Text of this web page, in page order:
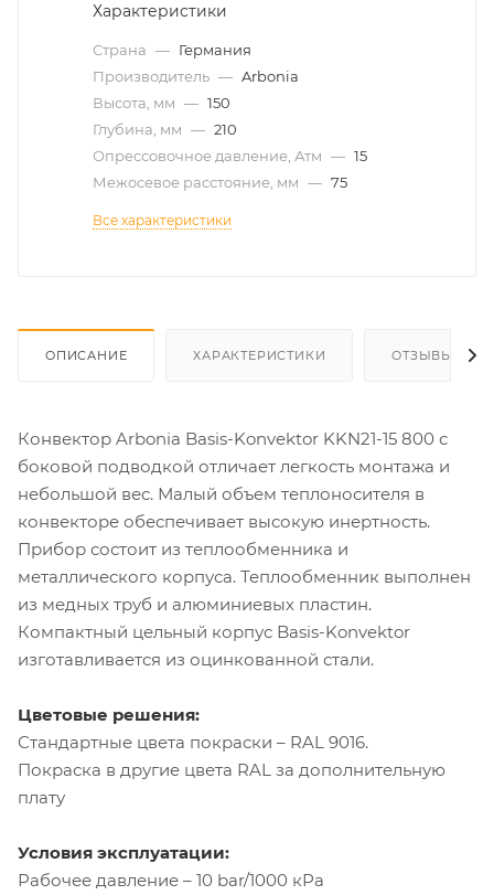
Характеристики
Страна — Германия
Производитель — Arbonia
Высота, мм — 150
Глубина, мм — 210
Опрессовочное давление, Атм — 15
Межосевое расстояние, мм — 75
Все характеристики
ОПИСАНИЕ ХАРАКТЕРИСТИКИ ОТЗЫВЫ
Конвектор Arbonia Basis-Konvektor KKN21-15 800 с
боковой подводкой отличает легкость монтажа и
небольшой вес. Малый объем теплоносителя в
конвекторе обеспечивает высокую инертность.
Прибор состоит из теплообменника и
металлического корпуса. Теплообменник выполнен
из медных труб и алюминиевых пластин.
Компактный цельный корпус Basis-Konvektor
изготавливается из оцинкованной стали.
Цветовые решения:
Стандартные цвета покраски – RAL 9016.
Покраска в другие цвета RAL за дополнительную
плату
Условия эксплуатации:
Рабочее давление – 10 bar/1000 кРа